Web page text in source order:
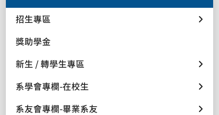
招生專區
獎助學金
新生 / 轉學生專區
系學會專欄-在校生
系友會專欄-畢業系友